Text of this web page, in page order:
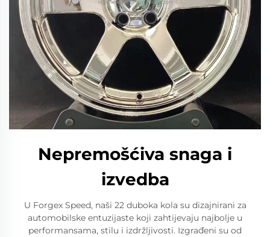
Nepremošćiva snaga i
izvedba
U Forgex Speed, naši 22 duboka kola su dizajnirani za
automobilske entuzijaste koji zahtijevaju najbolje u
performansama, stilu i izdržljivosti. Izgrađeni su od